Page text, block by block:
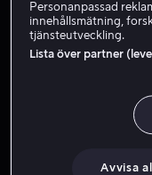
Personanpassad
innehållsmätning,
tjänsteutveckling.
Lista över partner
Avvisa